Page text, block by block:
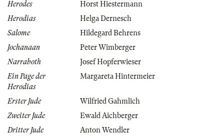
Herodes
Horst Hiestermann
Herodias
Helga Dernesch
Salome
Hildegard Behrens
Jochanaan
Peter Wimberger
Narraboth
Josef Hopferwieser
Ein Page der
Herodias
Margareta Hintermeier
Erster Jude
Wilfried Gahmlich
Zweiter Jude
Ewald Aichberger
Dritter Jude
Anton Wendler